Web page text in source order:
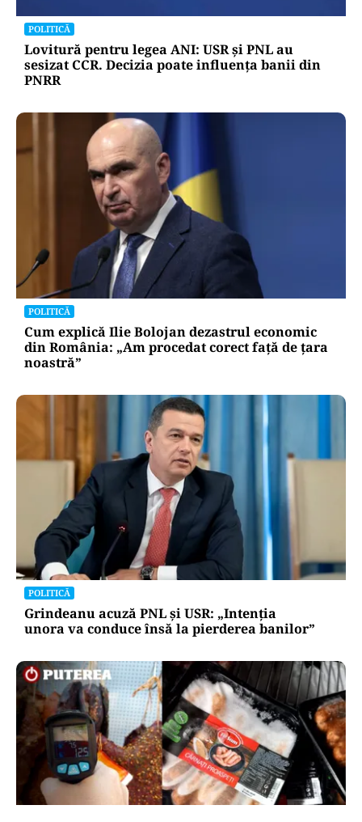
POLITICĂ
Lovitură pentru legea ANI: USR și PNL au
sesizat CCR. Decizia poate influența banii din
PNRR
POLITICĂ
Cum explică Ilie Bolojan dezastrul economic
din România: „Am procedat corect față de țara
noastră”
POLITICĂ
Grindeanu acuză PNL și USR: „Intenția
unora va conduce însă la pierderea banilor”